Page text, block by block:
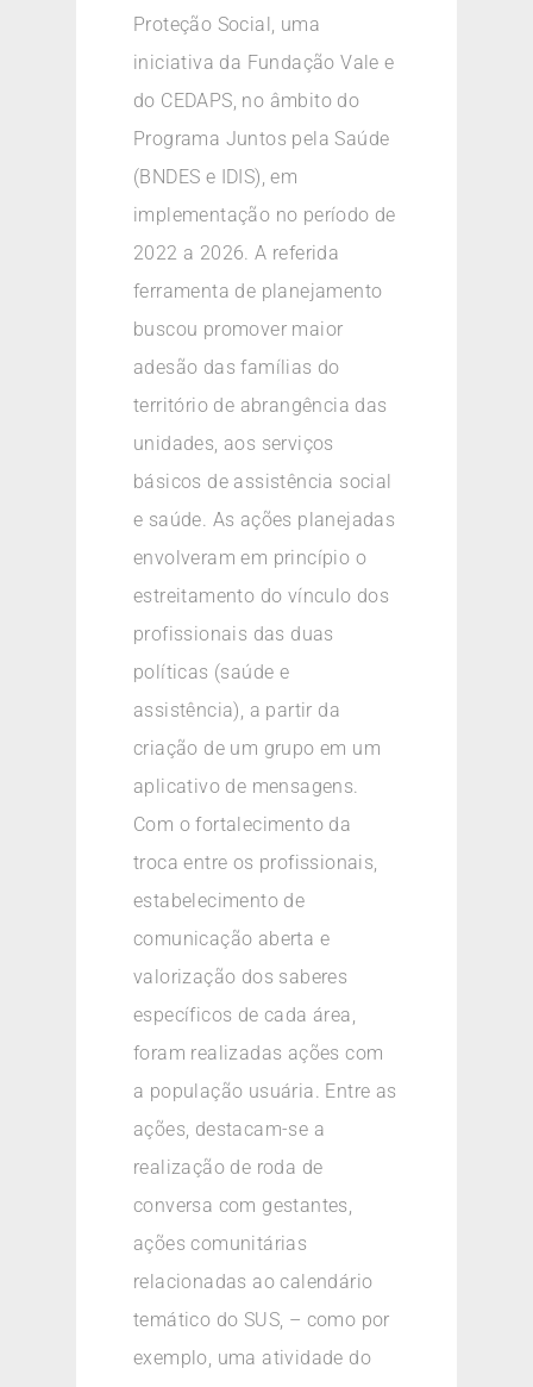
Proteção Social, uma
iniciativa da Fundação Vale e
do CEDAPS, no âmbito do
Programa Juntos pela Saúde
(BNDES e IDIS), em
implementação no período de
2022 a 2026. A referida
ferramenta de planejamento
buscou promover maior
adesão das famílias do
território de abrangência das
unidades, aos serviços
básicos de assistência social
e saúde. As ações planejadas
envolveram em princípio o
estreitamento do vínculo dos
profissionais das duas
políticas (saúde e
assistência), a partir da
criação de um grupo em um
aplicativo de mensagens.
Com o fortalecimento da
troca entre os profissionais,
estabelecimento de
comunicação aberta e
valorização dos saberes
específicos de cada área,
foram realizadas ações com
a população usuária. Entre as
ações, destacam-se a
realização de roda de
conversa com gestantes,
ações comunitárias
relacionadas ao calendário
temático do SUS, – como por
exemplo, uma atividade do